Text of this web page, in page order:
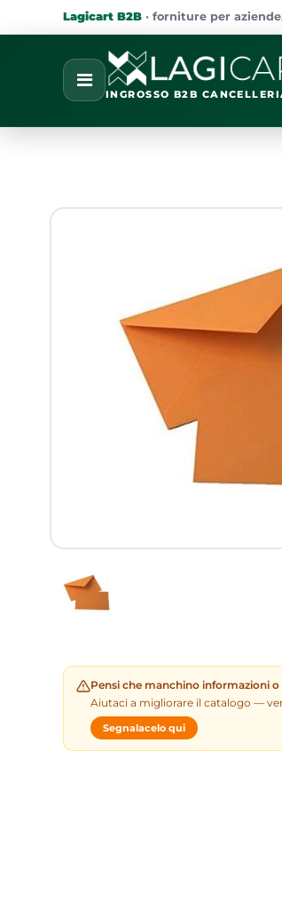
Lagicart B2B · forniture per
OpenINGROSSO B2B
Pensi che manchino informazioni o
Aiutaci a migliorare il catalogo —
Segnalacelo qui